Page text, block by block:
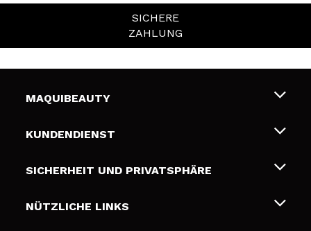
SICHERE
ZAHLUNG
MAQUIBEAUTY
Über uns
Geschenkkarten
KUNDENDIENST
Liefer- und Versandkosten
Zahlung
SICHERHEIT UND PRIVATSPHÄRE
Bedingungen und Datenschutz
NÜTZLICHE LINKS